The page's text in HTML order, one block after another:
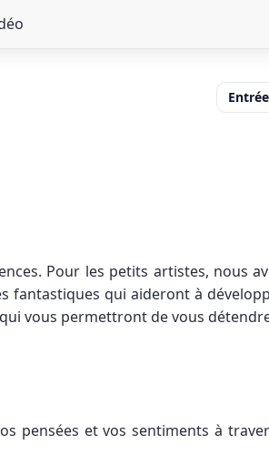
Entrée
Pour les petits artistes, nous
fantastiques qui aideront à
vous permettront de vous
pensées et vos sentiments à